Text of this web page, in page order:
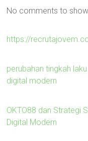
No comments to show.
https://
perubahan tingkah
digital modern
OKTO88 dan Strategi
Digital Modern